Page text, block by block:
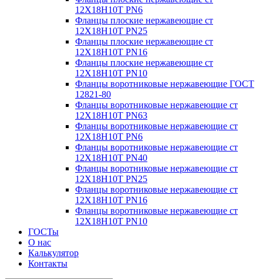
12Х18Н10Т PN6
Фланцы плоские нержавеющие ст
12Х18Н10Т PN25
Фланцы плоские нержавеющие ст
12Х18Н10Т PN16
Фланцы плоские нержавеющие ст
12Х18Н10Т PN10
Фланцы воротниковые нержавеющие ГОСТ
12821-80
Фланцы воротниковые нержавеющие ст
12Х18Н10Т PN63
Фланцы воротниковые нержавеющие ст
12Х18Н10Т PN6
Фланцы воротниковые нержавеющие ст
12Х18Н10Т PN40
Фланцы воротниковые нержавеющие ст
12Х18Н10Т PN25
Фланцы воротниковые нержавеющие ст
12Х18Н10Т PN16
Фланцы воротниковые нержавеющие ст
12Х18Н10Т PN10
ГОСТы
О нас
Калькулятор
Контакты